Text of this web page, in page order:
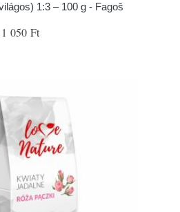
1:3 – 100 g - Fagoš
1 050 Ft